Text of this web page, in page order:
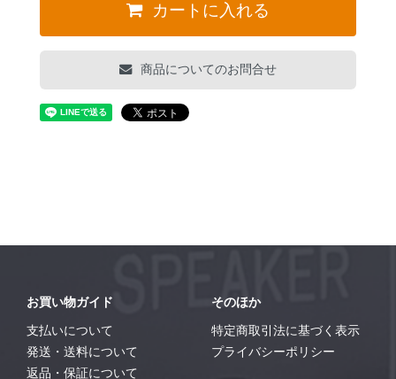
カートに入れる
商品についてのお問合せ
お買い物ガイド
支払いについて
発送・送料について
返品・保証について
そのほか
特定商取引法に基づく表示
プライバシーポリシー